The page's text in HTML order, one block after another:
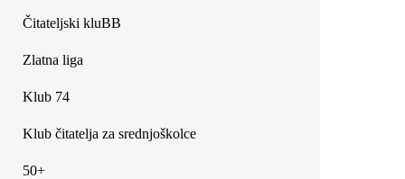
Čitateljski kluBB
Zlatna liga
Klub 74
Klub čitatelja za srednjoškolce
50+